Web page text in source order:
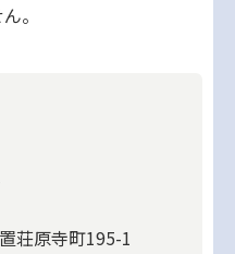
。
荘原寺町195-1